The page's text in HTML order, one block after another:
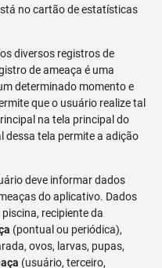
no cartão de estatísticas
diversos registros de
de ameaça é uma
determinado momento e
que o usuário realize tal
na tela principal do
dessa tela permite a adição
deve informar dados
do aplicativo. Dados
recipiente da
(pontual ou periódica),
ovos, larvas, pupas,
(usuário, terceiro,